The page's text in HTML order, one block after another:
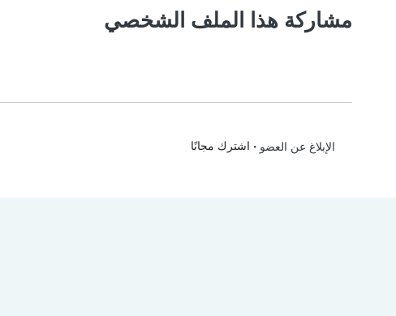
مشاركة هذا الملف الشخصي
الإبلاغ عن العضو • اشترك مجانًا